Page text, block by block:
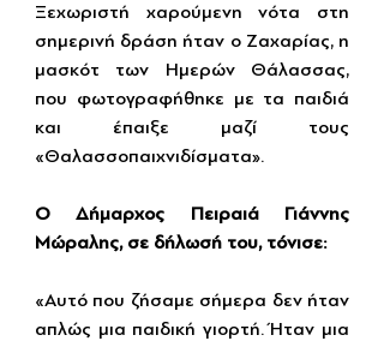
Ξεχωριστή χαρούμενη νότα στη
σημερινή δράση ήταν ο Ζαχαρίας, η
μασκότ των Ημερών Θάλασσας,
που φωτογραφήθηκε με τα παιδιά
και έπαιξε μαζί τους
«Θαλασσοπαιχνιδίσματα».
Ο Δήμαρχος Πειραιά Γιάννης
Μώραλης, σε δήλωσή του, τόνισε:
«Αυτό που ζήσαμε σήμερα δεν ήταν
απλώς μια παιδική γιορτή. Ήταν μια